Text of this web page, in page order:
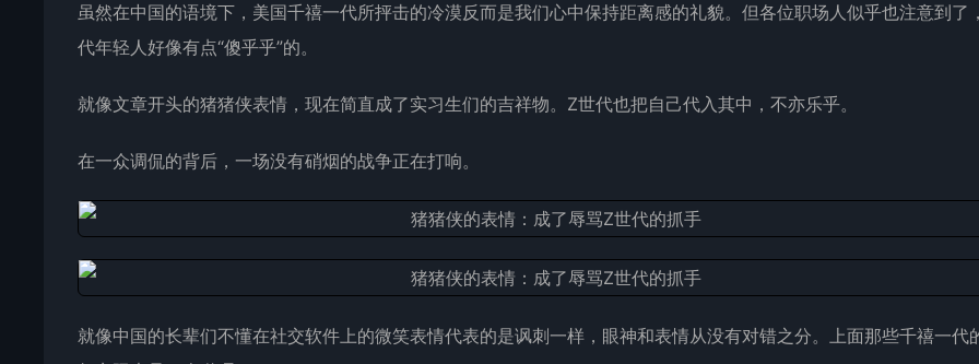
虽然在中国的语境下，美国千禧一代所抨击的冷漠反而是我们心中保持距离感的礼貌。但各位职场人似乎也注意到了
代年轻人好像有点“傻乎乎”的。
就像文章开头的猪猪侠表情，现在简直成了实习生们的吉祥物。Z世代也把自己代入其中，不亦乐乎。
在一众调侃的背后，一场没有硝烟的战争正在打响。
就像中国的长辈们不懂在社交软件上的微笑表情代表的是讽刺一样，眼神和表情从没有对错之分。上面那些千禧一代